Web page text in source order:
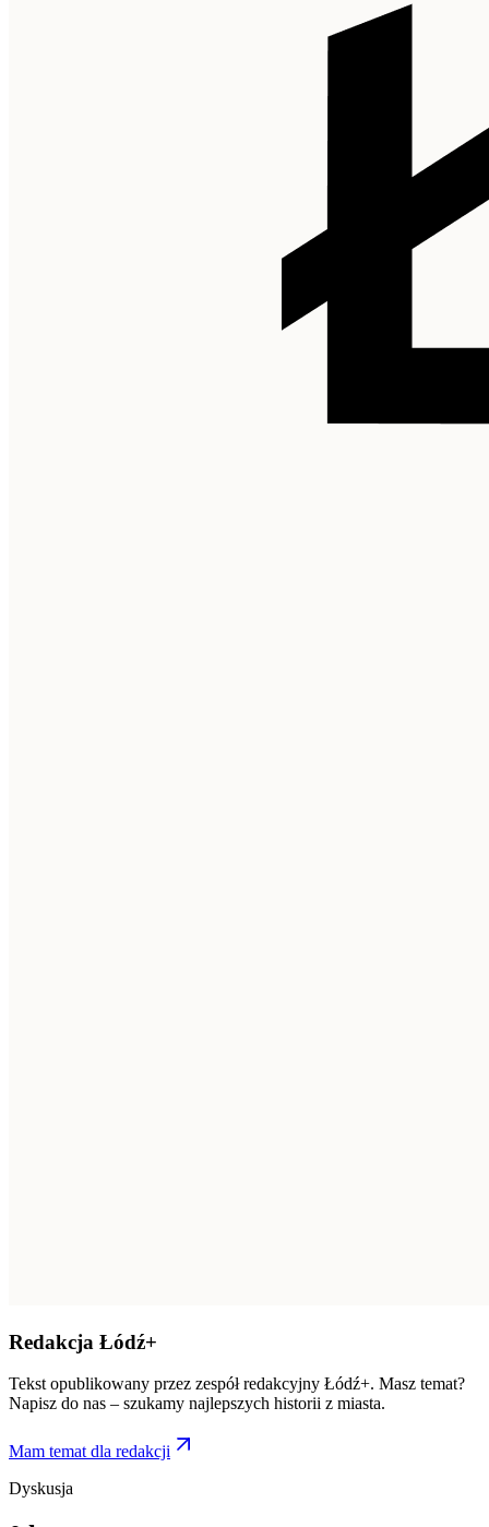
Redakcja Łódź+
Tekst opublikowany przez zespół redakcyjny Łódź+. Masz temat?
Napisz do nas – szukamy najlepszych historii z miasta.
Mam temat dla redakcji
Dyskusja